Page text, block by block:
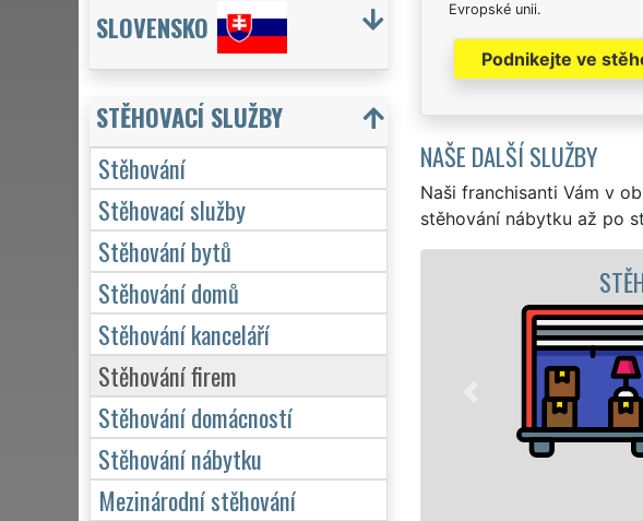
Evropské unii.
Podnikejte ve
NAŠE DALŠÍ SLUŽBY
Naši franchisanti Vám v
stěhování nábytku až po
STĚHOVÁNÍ ÚSTÍ NAD LABEM - STĚHOVACÍ
Naše franchisová síť EXTRA
stěhovací servis v Ústí nad Labem.
služby stěhování NON-STOP 24 hodin
domácnosti, tak pro obchodní
Mám zájem o stěhování v Ústí nad Labem
SLOVENSKO
STĚHOVACÍ SLUŽBY
Stěhování
Stěhovací služby
Stěhování bytů
Stěhování domů
Stěhování kanceláří
Stěhování firem
Stěhování domácností
Stěhování nábytku
Mezinárodní stěhování